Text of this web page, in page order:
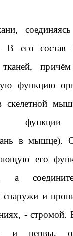
В его состав
тканей,
функцию
скелетной
в мышце).
его
а
и
- стромой.
и нервы,